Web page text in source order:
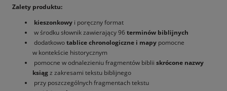
Zalety produktu:
kieszonkowy i poręczny format
w środku słownik zawierający 96terminów biblijnych
dodatkowotablice chronologiczne i mapy pomocne
w kontekście historycznym
pomocne w odnalezieniu fragmentów biblii skrócone nazwy
ksiągz zakresami tekstu biblijnego
przy poszczególnych fragmentach tekstu